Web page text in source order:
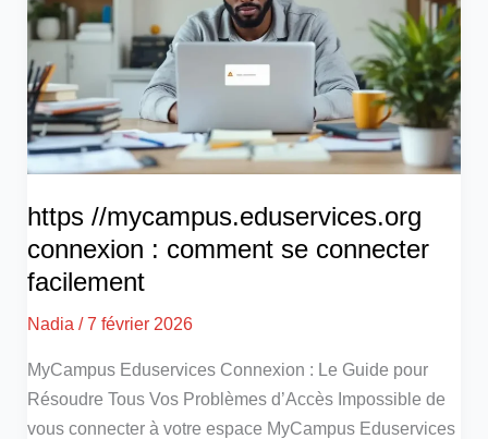
https //mycampus.eduservices.org
connexion : comment se connecter
facilement
Nadia/7 février 2026
MyCampus Eduservices Connexion : Le Guide pour
Résoudre Tous Vos Problèmes d’Accès Impossible de
vous connecter à votre espace MyCampus Eduservices